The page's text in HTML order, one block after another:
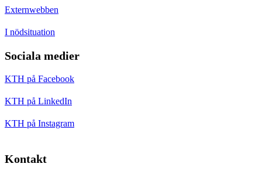
Externwebben
I nödsituation
Sociala medier
KTH på Facebook
KTH på LinkedIn
KTH på Instagram
Kontakt